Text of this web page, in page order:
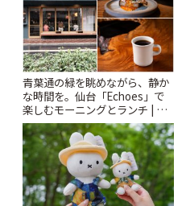
青葉通の緑を眺めながら、静か
な時間を。仙台「Echoes」で
楽しむモーニングとランチ | こ
とりっぷ